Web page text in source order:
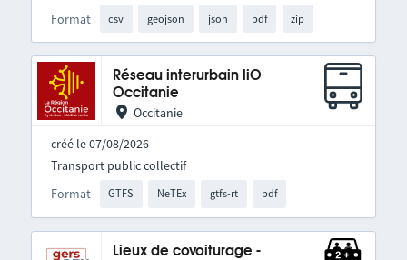
Format csv geojson json pdf zip
Réseau interurbain liO
Occitanie
Occitanie
créé le 07/08/2026
Format GTFS NeTEx gtfs-rt pdf
Transport public collectif
Lieux de covoiturage -